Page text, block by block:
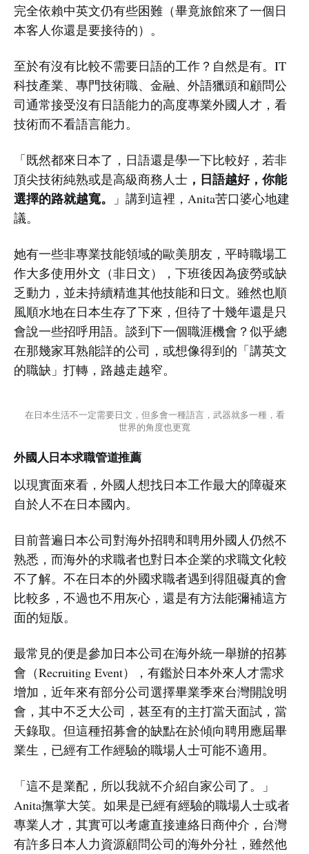
完全依賴中英文仍有些困難（畢竟旅館來了一個日
本客人你還是要接待的）。
至於有沒有比較不需要日語的工作？自然是有。IT
科技產業、專門技術職、金融、外語獵頭和顧問公
司通常接受沒有日語能力的高度專業外國人才，看
技術而不看語言能力。
「既然都來日本了，日語還是學一下比較好，若非
頂尖技術純熟或是高級商務人士 ，日語越好，你能
選擇的路就越寬。
」講到這裡，Anita苦口婆心地建
議。
她有一些非專業技能領域的歐美朋友，平時職場工
作大多使用外文（非日文），下班後因為疲勞或缺
乏動力，並未持續精進其他技能和日文。雖然也順
風順水地在日本生存了下來，但待了十幾年還是只
會說一些招呼用語。談到下一個職涯機會？似乎總
在那幾家耳熟能詳的公司，或想像得到的「講英文
的職缺」打轉，路越走越窄。
在日本生活不一定需要日文，但多會一種語言，武器就多一種，看
世界的角度也更寬
外國人日本求職管道推薦
以現實面來看，外國人想找日本工作最大的障礙來
自於人不在日本國內。
目前普遍日本公司對海外招聘和聘用外國人仍然不
熟悉，而海外的求職者也對日本企業的求職文化較
不了解。不在日本的外國求職者遇到得阻礙真的會
比較多，不過也不用灰心，還是有方法能彌補這方
面的短版。
最常見的便是參加日本公司在海外統一舉辦的招募
會（Recruiting Event），有鑑於日本外來人才需求
增加，近年來有部分公司選擇畢業季來台灣開說明
會，其中不乏大公司，甚至有的主打當天面試，當
天錄取。但這種招募會的缺點在於傾向聘用應屆畢
業生，已經有工作經驗的職場人士可能不適用。
「這不是業配，所以我就不介紹自家公司了。」
Anita撫掌大笑。如果是已經有經驗的職場人士或者
專業人才，其實可以考慮直接連絡日商仲介，台灣
有許多日本人力資源顧問公司的海外分社，雖然他